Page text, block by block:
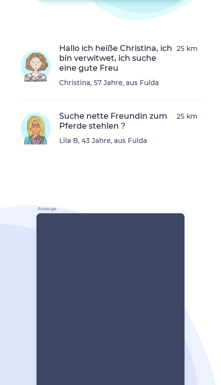
Hallo ich heiße Christina, ich
bin verwitwet, ich suche
eine gute Freu
Christina, 57 Jahre, aus Fulda
25 km
Suche nette Freundin zum
Pferde stehlen ?
Lila B, 43 Jahre, aus Fulda
25 km